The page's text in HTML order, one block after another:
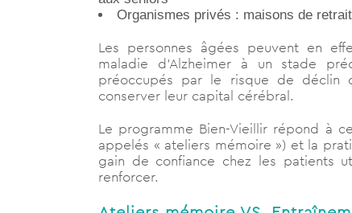
Organismes privés : maisons de
Les personnes âgées peuvent en
maladie d’Alzheimer à un stade
préoccupés par le risque de déclin
conserver leur capital cérébral.
Le programme Bien-Vieillir répond à
appelés « ateliers mémoire ») et la
gain de confiance chez les patients
renforcer.